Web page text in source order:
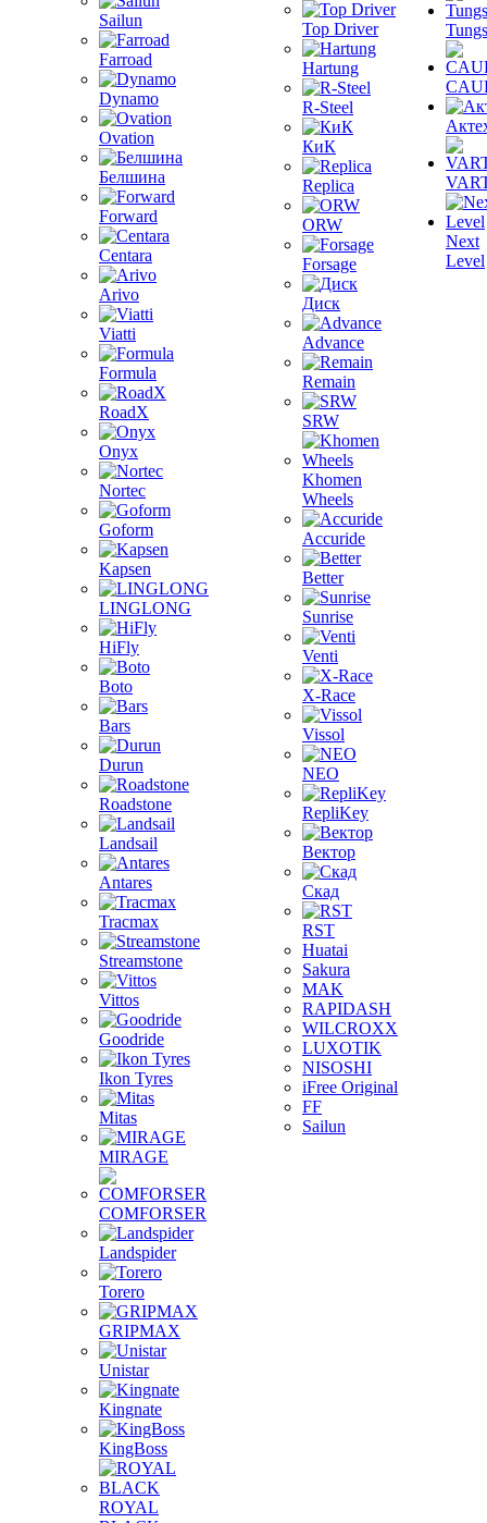
Sailun
Farroad
Dynamo
Ovation
Белшина
Forward
Centara
Arivo
Viatti
Formula
RoadX
Onyx
Nortec
Goform
Kapsen
LINGLONG
HiFly
Boto
Bars
Durun
Roadstone
Landsail
Antares
Tracmax
Streamstone
Vittos
Goodride
Ikon Tyres
Mitas
MIRAGE
COMFORSER
Landspider
Torero
GRIPMAX
Unistar
Kingnate
KingBoss
ROYAL
Top Driver
Hartung
R-Steel
КиК
Replica
ORW
Forsage
Диск
Advance
Remain
SRW
Khomen
Wheels
Accuride
Better
Sunrise
Venti
X-Race
Vissol
NEO
RepliKey
Вектор
Скад
RST
Huatai
Sakura
MAK
RAPIDASH
WILCROXX
LUXOTIK
NISOSHI
iFree Original
FF
Sailun
Next
Level